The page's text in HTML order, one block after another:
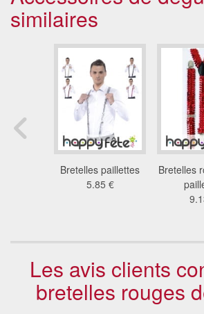
similaires
Bretelles paillettes
5.85 €
Bretelles
Les avis clients
bretelles rouges